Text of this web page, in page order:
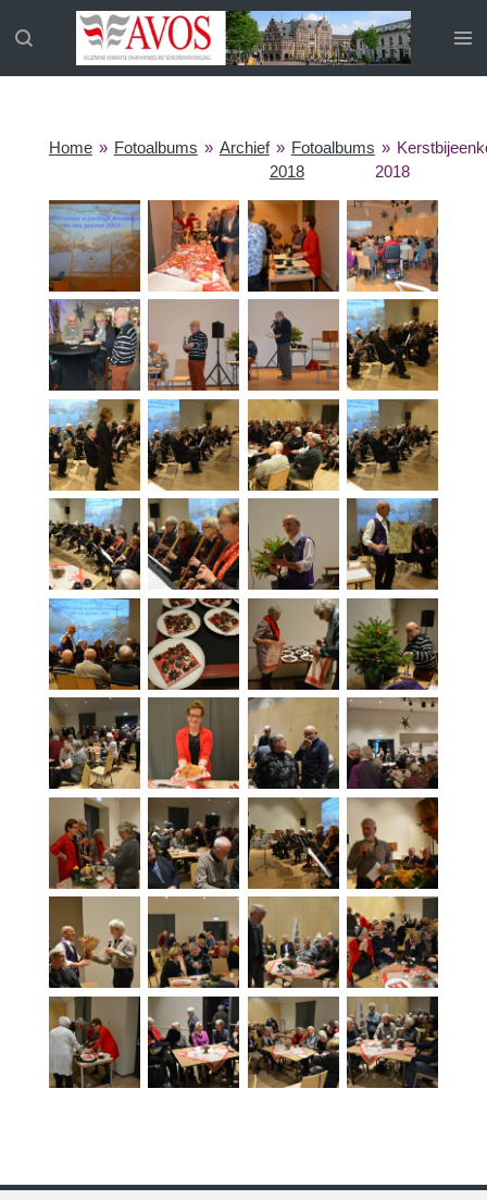
direct
Home » Fotoalbums » Archief » Fotoalbums
2018
»
2018